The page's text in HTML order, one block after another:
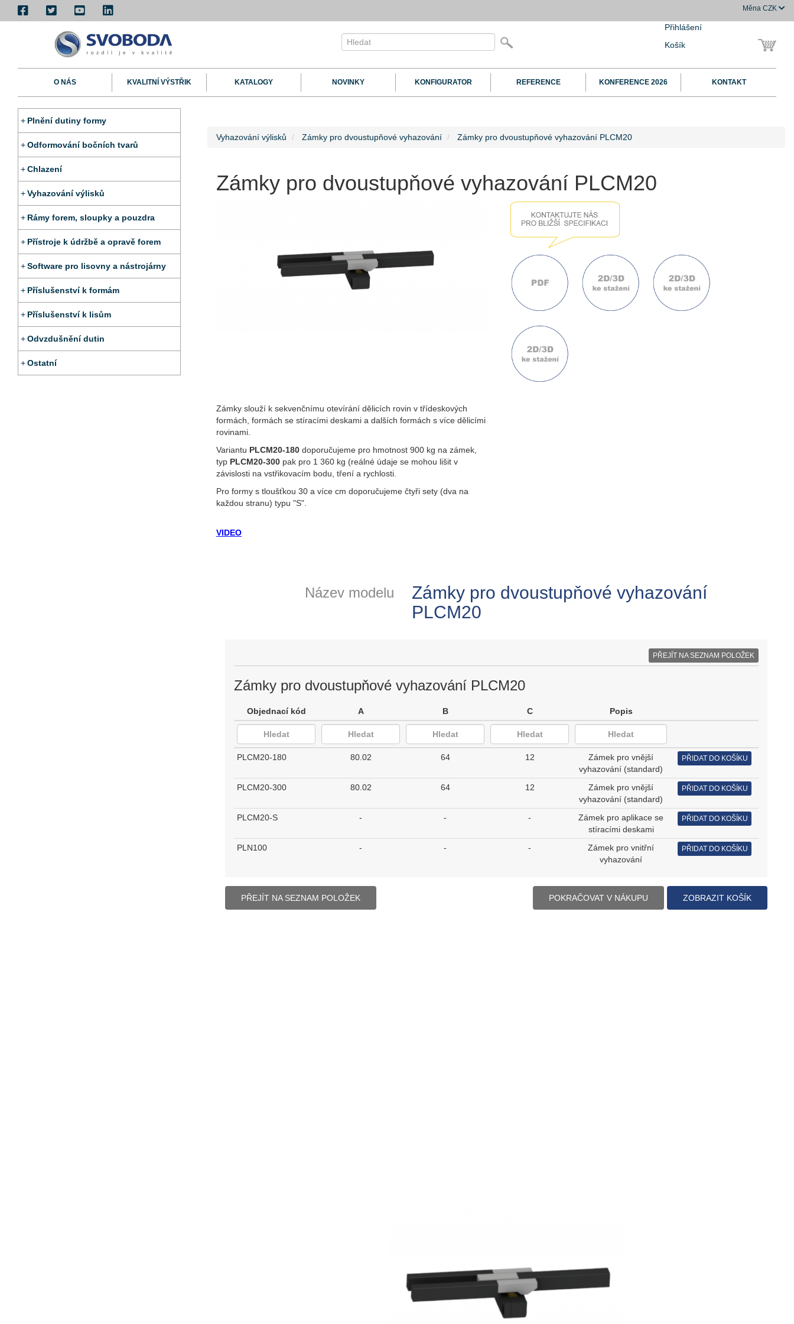
Měna CZK
Přihlášení
Košík
O NÁS KVALITNÍ VÝSTŘIK KATALOGY NOVINKY KONFIGURATOR REFERENCE KONFERENCE 2026 KONTAKT
Plnění dutiny formy
Odformování bočních tvarů
Chlazení
Vyhazování výlisků
Rámy forem, sloupky a pouzdra
Přístroje k údržbě a opravě forem
Software pro lisovny a nástrojárny
Příslušenství k formám
Příslušenství k lisům
Odvzdušnění dutin
Ostatní
Vyhazování výlisků Zámky pro dvoustupňové vyhazování Zámky pro dvoustupňové vyhazování PLCM20
Zámky pro dvoustupňové vyhazování PLCM20
Zámky slouží k sekvenčnímu otevírání dělicích rovin v třídeskových
formách, formách se stíracími deskami a dalších formách s více dělicími
rovinami.
Variantu PLCM20-180 doporučujeme pro hmotnost 900 kg na zámek,
typ PLCM20-300 pak pro 1 360 kg (reálné údaje se mohou lišit v
závislosti na vstřikovacím bodu, tření a rychlosti.
Pro formy s tloušťkou 30 a více cm doporučujeme čtyři sety (dva na
každou stranu) typu "S".
VIDEO